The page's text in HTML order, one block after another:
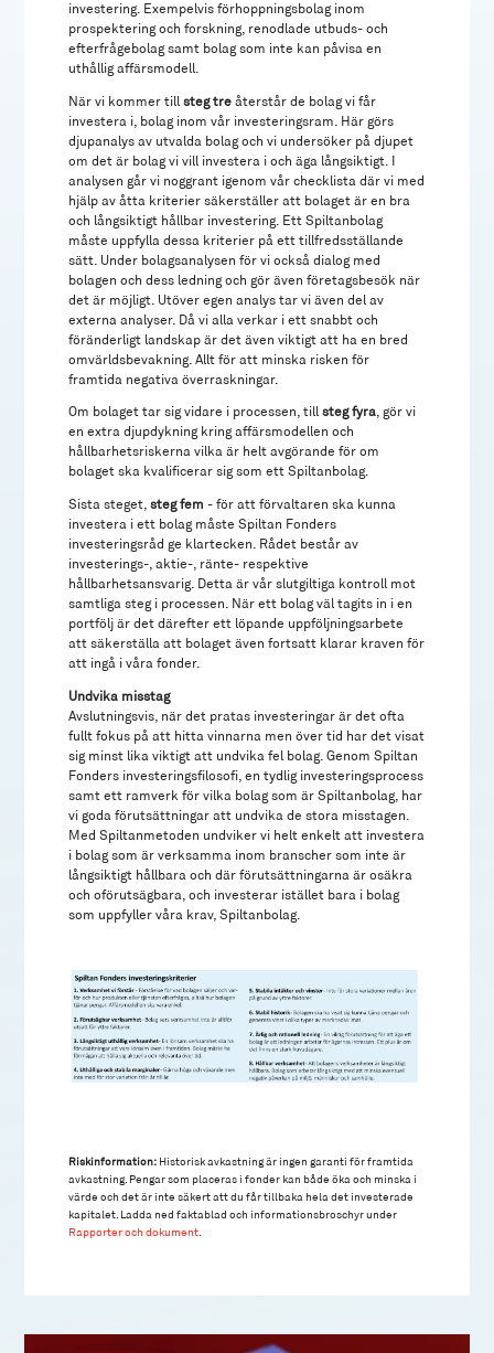
investering. Exempelvis förhoppningsbolag inom
prospektering och forskning, renodlade utbuds- och
efterfrågebolag samt bolag som inte kan påvisa en
uthållig affärsmodell.
När vi kommer tillsteg tre återstår de bolag vi får
investera i, bolag inom vår investeringsram. Här görs
djupanalys av utvalda bolag och vi undersöker på djupet
om det är bolag vi vill investera i och äga långsiktigt. I
analysen går vi noggrant igenom vår checklista där vi med
hjälp av åtta kriterier säkerställer att bolaget är en bra
och långsiktigt hållbar investering. Ett Spiltanbolag
måste uppfylla dessa kriterier på ett tillfredsställande
sätt. Under bolagsanalysen för vi också dialog med
bolagen och dess ledning och gör även företagsbesök när
det är möjligt. Utöver egen analys tar vi även del av
externa analyser. Då vi alla verkar i ett snabbt och
föränderligt landskap är det även viktigt att ha en bred
omvärldsbevakning. Allt för att minska risken för
framtida negativa överraskningar.
Om bolaget tar sig vidare i processen, tillsteg fyra , gör vi
en extra djupdykning kring affärsmodellen och
hållbarhetsriskerna vilka är helt avgörande för om
bolaget ska kvalificerar sig som ett Spiltanbolag.
Sista steget,steg fem - för att förvaltaren ska kunna
investera i ett bolag måste Spiltan Fonders
investeringsråd ge klartecken. Rådet består av
investerings-, aktie-, ränte- respektive
hållbarhetsansvarig. Detta är vår slutgiltiga kontroll mot
samtliga steg i processen. När ett bolag väl tagits in i en
portfölj är det därefter ett löpande uppföljningsarbete
att säkerställa att bolaget även fortsatt klarar kraven för
att ingå i våra fonder.
Undvika misstag
Avslutningsvis, när det pratas investeringar är det ofta
fullt fokus på att hitta vinnarna men över tid har det visat
sig minst lika viktigt att undvika fel bolag. Genom Spiltan
Fonders investeringsfilosofi, en tydlig investeringsprocess
samt ett ramverk för vilka bolag som är Spiltanbolag, har
vi goda förutsättningar att undvika de stora misstagen.
Med Spiltanmetoden undviker vi helt enkelt att investera
i bolag som är verksamma inom branscher som inte är
långsiktigt hållbara och där förutsättningarna är osäkra
och oförutsägbara, och investerar istället bara i bolag
som uppfyller våra krav, Spiltanbolag.
Riskinformation: Historisk avkastning är ingen garanti för framtida
avkastning. Pengar som placeras i fonder kan både öka och minska i
värde och det är inte säkert att du får tillbaka hela det investerade
kapitalet. Ladda ned faktablad och informationsbroschyr under
Rapporter och dokument